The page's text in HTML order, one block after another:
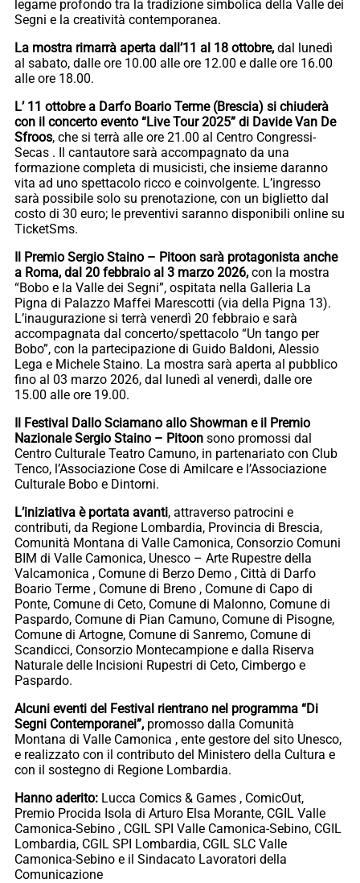
legame profondo tra la tradizione simbolica della Valle dei
Segni e la creatività contemporanea.
La mostra rimarrà aperta dall’11 al 18 ottobre, dal lunedì
al sabato, dalle ore 10.00 alle ore 12.00 e dalle ore 16.00
alle ore 18.00.
L’ 11 ottobre a Darfo Boario Terme (Brescia) si chiuderà
con il concerto evento “Live Tour 2025” di Davide Van De
Sfroos, che si terrà alle ore 21.00 al Centro Congressi-
Secas . Il cantautore sarà accompagnato da una
formazione completa di musicisti, che insieme daranno
vita ad uno spettacolo ricco e coinvolgente. L’ingresso
sarà possibile solo su prenotazione, con un biglietto dal
costo di 30 euro; le preventivi saranno disponibili online su
TicketSms.
Il Premio Sergio Staino – Pitoon sarà protagonista anche
a Roma, dal 20 febbraio al 3 marzo 2026, con la mostra
“Bobo e la Valle dei Segni”, ospitata nella Galleria La
Pigna di Palazzo Maffei Marescotti (via della Pigna 13).
L’inaugurazione si terrà venerdì 20 febbraio e sarà
accompagnata dal concerto/spettacolo “Un tango per
Bobo”, con la partecipazione di Guido Baldoni, Alessio
Lega e Michele Staino. La mostra sarà aperta al pubblico
fino al 03 marzo 2026, dal lunedì al venerdì, dalle ore
15.00 alle ore 19.00.
Il Festival Dallo Sciamano allo Showman e il Premio
Nazionale Sergio Staino – Pitoon sono promossi dal
Centro Culturale Teatro Camuno, in partenariato con Club
Tenco, l’Associazione Cose di Amilcare e l’Associazione
Culturale Bobo e Dintorni.
L’iniziativa è portata avanti, attraverso patrocini e
contributi, da Regione Lombardia, Provincia di Brescia,
Comunità Montana di Valle Camonica, Consorzio Comuni
BIM di Valle Camonica, Unesco – Arte Rupestre della
Valcamonica , Comune di Berzo Demo , Città di Darfo
Boario Terme , Comune di Breno , Comune di Capo di
Ponte, Comune di Ceto, Comune di Malonno, Comune di
Paspardo, Comune di Pian Camuno, Comune di Pisogne,
Comune di Artogne, Comune di Sanremo, Comune di
Scandicci, Consorzio Montecampione e dalla Riserva
Naturale delle Incisioni Rupestri di Ceto, Cimbergo e
Paspardo.
Alcuni eventi del Festival rientrano nel programma “Di
Segni Contemporanei”, promosso dalla Comunità
Montana di Valle Camonica , ente gestore del sito Unesco,
e realizzato con il contributo del Ministero della Cultura e
con il sostegno di Regione Lombardia.
Hanno aderito: Lucca Comics & Games , ComicOut,
Premio Procida Isola di Arturo Elsa Morante, CGIL Valle
Camonica-Sebino , CGIL SPI Valle Camonica-Sebino, CGIL
Lombardia, CGIL SPI Lombardia, CGIL SLC Valle
Camonica-Sebino e il Sindacato Lavoratori della
Comunicazione